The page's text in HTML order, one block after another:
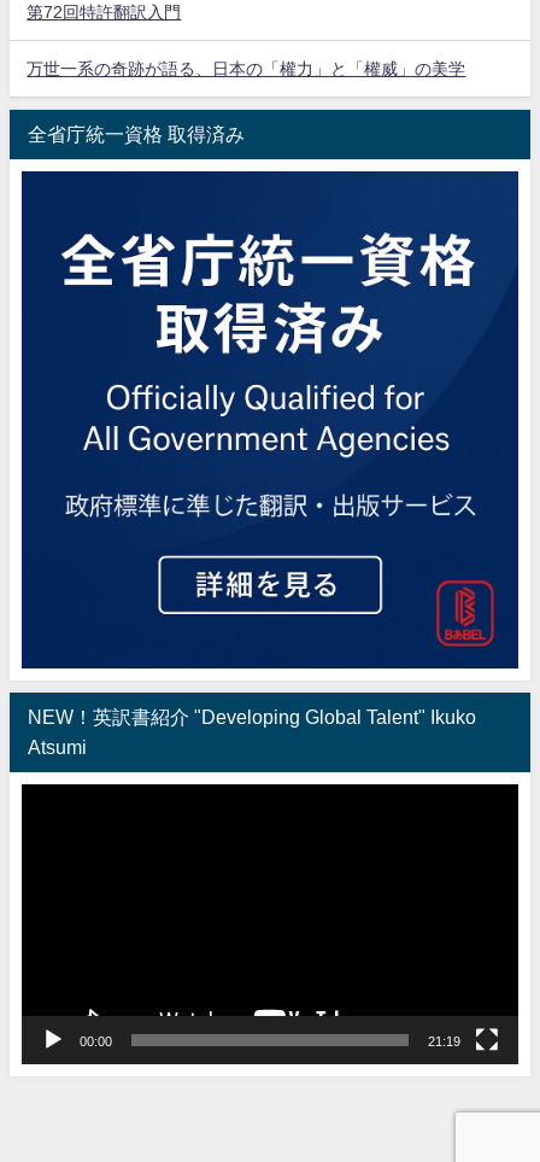
第72回特許翻訳入門
万世一系の奇跡が語る、日本の「權力」と「權威」の美学
全省庁統一資格 取得済み
NEW！英訳書紹介 "Developing Global Talent" Ikuko
Atsumi
00:00 21:19